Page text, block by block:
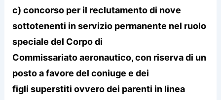
c) concorso per il reclutamento di nove
sottotenenti in servizio permanente nel ruolo
speciale del Corpo di
Commissariato aeronautico, con riserva di un
posto a favore del coniuge e dei
figli superstiti ovvero dei parenti in linea